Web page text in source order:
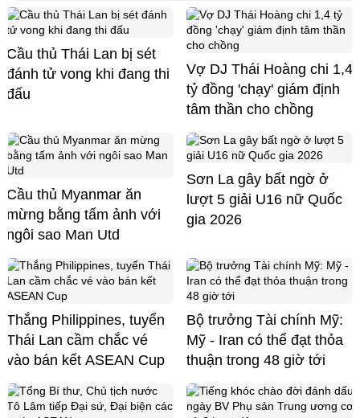
Cầu thủ Thái Lan bị sét
đánh tử vong khi đang thi
đấu
Vợ DJ Thái Hoàng chi 1,4
tỷ đồng 'chạy' giám định
tâm thần cho chồng
Cầu thủ Myanmar ăn
mừng bằng tấm ảnh với
ngôi sao Man Utd
Sơn La gây bất ngờ ở
lượt 5 giải U16 nữ Quốc
gia 2026
Thắng Philippines, tuyển
Thái Lan cầm chắc vé
vào bán kết ASEAN Cup
Bộ trưởng Tài chính Mỹ:
Mỹ - Iran có thể đạt thỏa
thuận trong 48 giờ tới